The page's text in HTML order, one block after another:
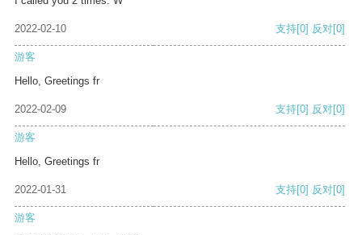
2022-02-10 支持[0] 反对[0]
游客
Hello, Greetings fr
2022-02-09 支持[0] 反对[0]
游客
Hello, Greetings fr
2022-01-31 支持[0] 反对[0]
游客